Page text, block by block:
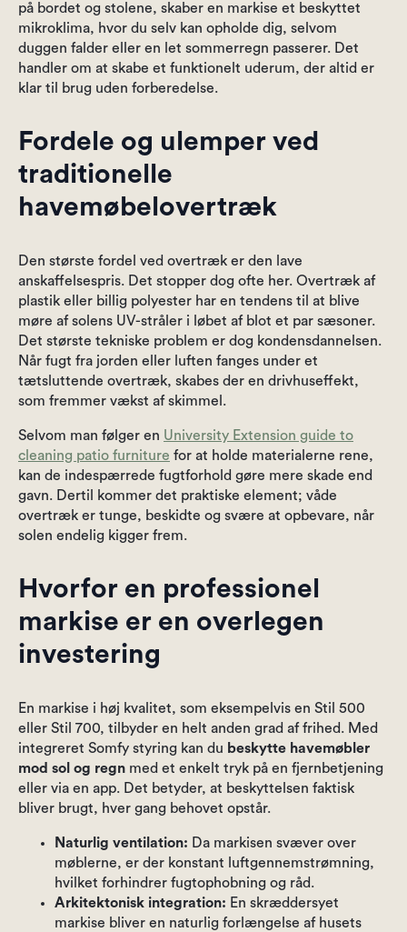
på bordet og stolene, skaber en markise et beskyttet
mikroklima, hvor du selv kan opholde dig, selvom
duggen falder eller en let sommerregn passerer. Det
handler om at skabe et funktionelt uderum, der altid er
klar til brug uden forberedelse.
Fordele og ulemper ved
traditionelle
havemøbelovertræk
Den største fordel ved overtræk er den lave
anskaffelsespris. Det stopper dog ofte her. Overtræk af
plastik eller billig polyester har en tendens til at blive
møre af solens UV-stråler i løbet af blot et par sæsoner.
Det største tekniske problem er dog kondensdannelsen.
Når fugt fra jorden eller luften fanges under et
tætsluttende overtræk, skabes der en drivhuseffekt,
som fremmer vækst af skimmel.
Selvom man følger en University Extension guide to
cleaning patio furniture for at holde materialerne rene,
kan de indespærrede fugtforhold gøre mere skade end
gavn. Dertil kommer det praktiske element; våde
overtræk er tunge, beskidte og svære at opbevare, når
solen endelig kigger frem.
Hvorfor en professionel
markise er en overlegen
investering
En markise i høj kvalitet, som eksempelvis en Stil 500
eller Stil 700, tilbyder en helt anden grad af frihed. Med
integreret Somfy styring kan du beskytte havemøbler
mod sol og regn med et enkelt tryk på en fjernbetjening
eller via en app. Det betyder, at beskyttelsen faktisk
bliver brugt, hver gang behovet opstår.
Naturlig ventilation: Da markisen svæver over
møblerne, er der konstant luftgennemstrømning,
hvilket forhindrer fugtophobning og råd.
Arkitektonisk integration: En skræddersyet
markise bliver en naturlig forlængelse af husets